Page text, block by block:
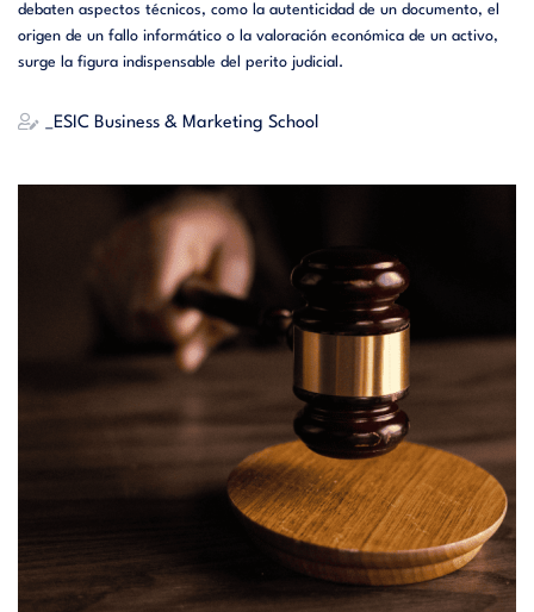
debaten aspectos técnicos, como la autenticidad de un documento, el
origen de un fallo informático o la valoración económica de un activo,
surge la figura indispensable del perito judicial.
_ESIC Business & Marketing School